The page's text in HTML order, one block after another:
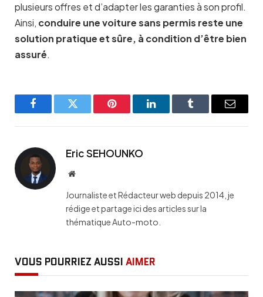
plusieurs offres et d’adapter les garanties à son profil.
Ainsi, conduire une voiture sans permis reste une
solution pratique et sûre, à condition d’être bien
assuré.
FacebookTwitter Pinterest LinkedInTumblr Email
Eric SEHOUNKO
Website
Journaliste et Rédacteur web depuis 2014, je
rédige et partage ici des articles sur la
thématique Auto-moto.
VOUS POURRIEZ AUSSI AIMER